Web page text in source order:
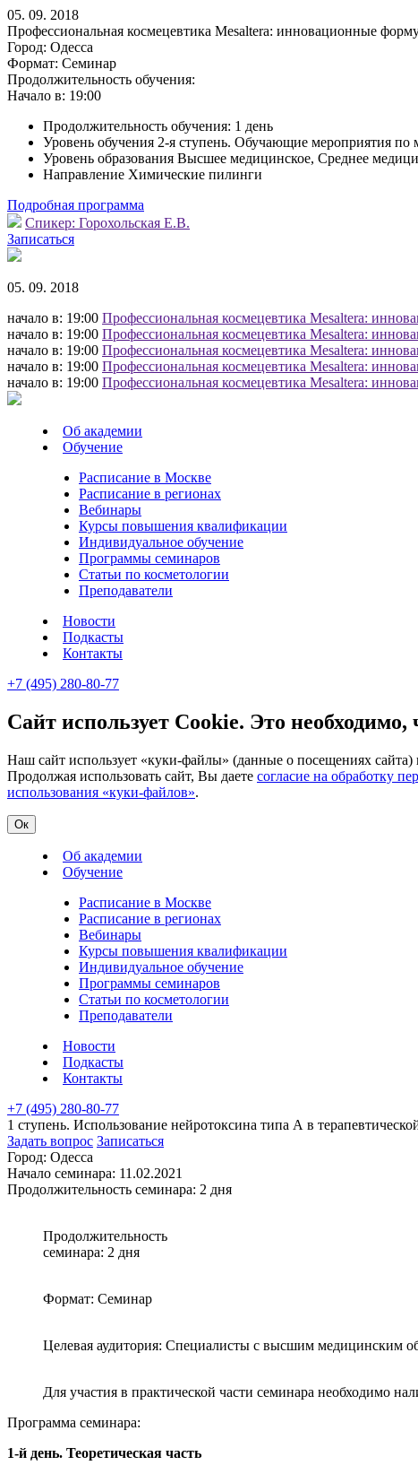
05. 09. 2018
Профессиональная космецевтика Mesaltera: инновационные
Город: Одесса
Формат: Семинар
Продолжительность обучения:
Начало в: 19:00
Продолжительность обучения: 1 день
Уровень обучения 2-я ступень. Обучающие мероприятия по
Уровень образования Высшее медицинское, Среднее
Направление Химические пилинги
Подробная программа
Спикер: Горохольская Е.В.
Записаться
05. 09. 2018
начало в: 19:00 Профессиональная космецевтика Mesaltera:
начало в: 19:00 Профессиональная космецевтика Mesaltera:
начало в: 19:00 Профессиональная космецевтика Mesaltera:
начало в: 19:00 Профессиональная космецевтика Mesaltera:
начало в: 19:00 Профессиональная космецевтика Mesaltera:
Об академии
Обучение
Расписание в Москве
Расписание в регионах
Вебинары
Курсы повышения квалификации
Индивидуальное обучение
Программы семинаров
Статьи по косметологии
Преподаватели
Новости
Подкасты
Контакты
+7 (495) 280-80-77
Сайт использует Cookie. Это
Наш сайт использует «куки-файлы» (данные о посещениях
Продолжая использовать сайт, Вы даете согласие на обработку
использования «куки-файлов».
Ок
Об академии
Обучение
Расписание в Москве
Расписание в регионах
Вебинары
Курсы повышения квалификации
Индивидуальное обучение
Программы семинаров
Статьи по косметологии
Преподаватели
Новости
Подкасты
Контакты
+7 (495) 280-80-77
1 ступень. Использование нейротоксина типа А в
Задать вопрос Записаться
Город: Одесса
Начало семинара: 11.02.2021
Продолжительность семинара: 2 дня
Продолжительность
семинара: 2 дня
Формат: Семинар
Целевая аудитория: Специалисты с высшим медицинским
Для участия в практической части семинара необходимо
Программа семинара:
1-й день. Теоретическая часть